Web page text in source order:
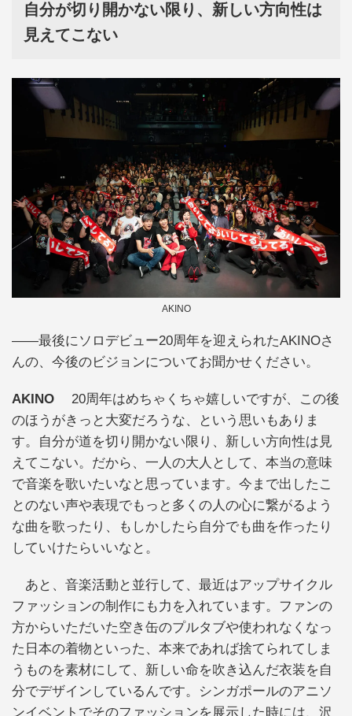
自分が切り開かない限り、新しい方向性は
見えてこない
AKINO
――最後にソロデビュー20周年を迎えられたAKINOさ
んの、今後のビジョンについてお聞かせください。
AKINO 20周年はめちゃくちゃ嬉しいですが、この後
のほうがきっと大変だろうな、という思いもありま
す。自分が道を切り開かない限り、新しい方向性は見
えてこない。だから、一人の大人として、本当の意味
で音楽を歌いたいなと思っています。今まで出したこ
とのない声や表現でもっと多くの人の心に繋がるよう
な曲を歌ったり、もしかしたら自分でも曲を作ったり
していけたらいいなと。
あと、音楽活動と並行して、最近はアップサイクル
ファッションの制作にも力を入れています。ファンの
方からいただいた空き缶のプルタブや使われなくなっ
た日本の着物といった、本来であれば捨てられてしま
うものを素材にして、新しい命を吹き込んだ衣装を自
分でデザインしているんです。シンガポールのアニソ
ンイベントでそのファッションを展示した時には、沢